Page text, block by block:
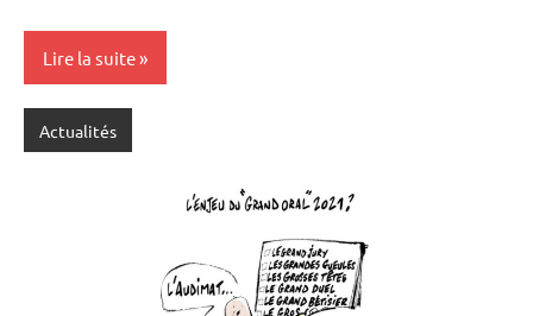
Lire la suite
Actualités